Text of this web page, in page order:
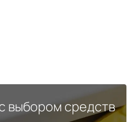
выбором средств